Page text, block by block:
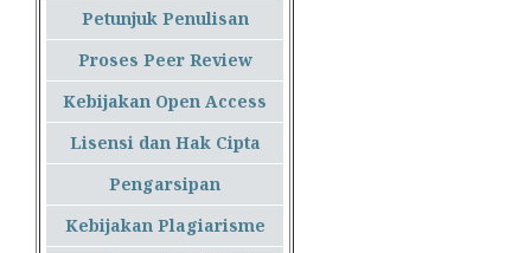
Petunjuk Penulisan
Proses Peer Review
Kebijakan Open Access
Lisensi dan Hak Cipta
Pengarsipan
Kebijakan Plagiarisme